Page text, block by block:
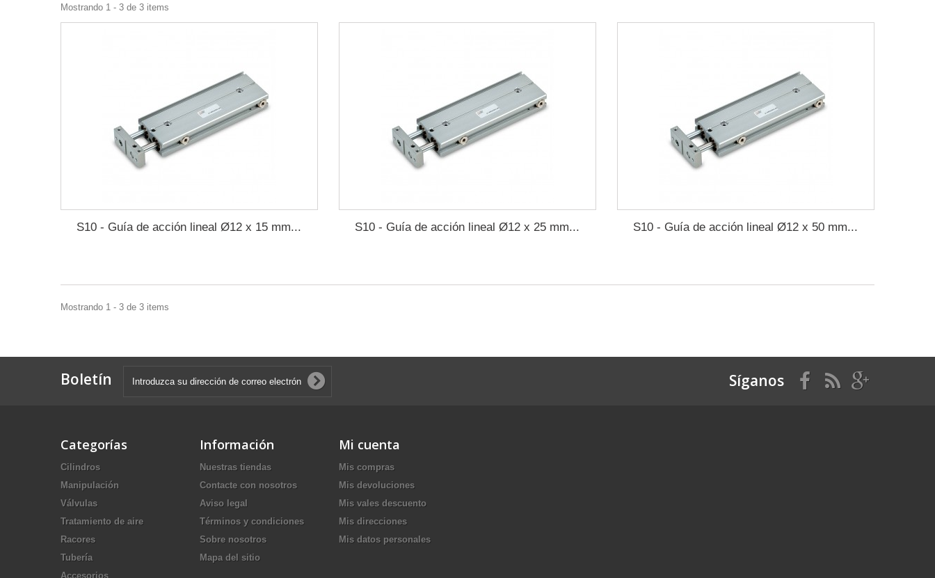
Mostrando 1 - 3 de 3 items
S10 - Guía de acción lineal Ø12 x 15 mm... S10 - Guía de acción lineal Ø12 x 25 mm... S10 - Guía de acción lineal Ø12 x 50 mm...
Mostrando 1 - 3 de 3 items
Boletín Síganos
Categorías
Cilindros
Manipulación
Válvulas
Tratamiento de aire
Racores
Tubería
Accesorios
Información
Nuestras tiendas
Contacte con nosotros
Aviso legal
Términos y condiciones
Sobre nosotros
Mapa del sitio
Mi cuenta
Mis compras
Mis devoluciones
Mis vales descuento
Mis direcciones
Mis datos personales